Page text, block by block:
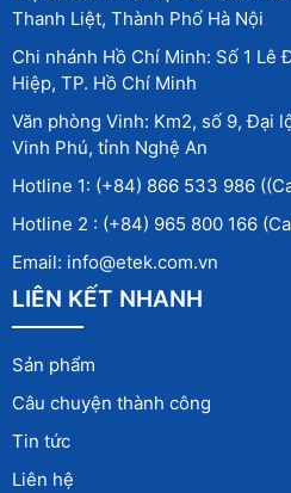
Thanh Liệt, Thành Phố Hà Nội
Chi nhánh Hồ Chí Minh: Số 1 Lê
Hiệp, TP. Hồ Chí Minh
Văn phòng Vinh: Km2, số 9, Đại
Vinh Phú, tỉnh Nghệ An
Hotline 1: (+84) 866 533 986
Hotline 2 : (+84) 965 800 166
Email: info@etek.com.vn
LIÊN KẾT NHANH
Sản phẩm
Câu chuyện thành công
Tin tức
Liên hệ